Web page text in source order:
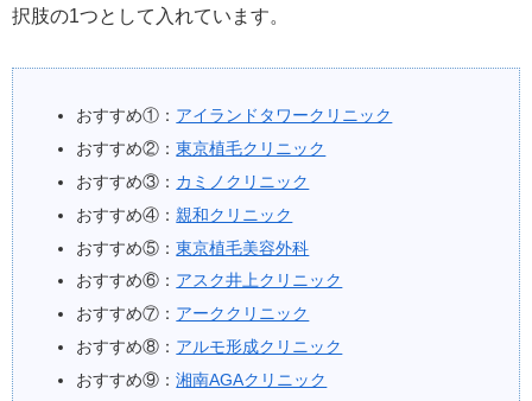
択肢の1つとして入れています。
おすすめ①： アイランドタワークリニック
おすすめ②：東京植毛クリニック
おすすめ③： カミノクリニック
おすすめ④：親和クリニック
おすすめ⑤：東京植毛美容外科
おすすめ⑥： アスク井上クリニック
おすすめ⑦： アーククリニック
おすすめ⑧： アルモ形成クリニック
おすすめ⑨：湘南AGAクリニック